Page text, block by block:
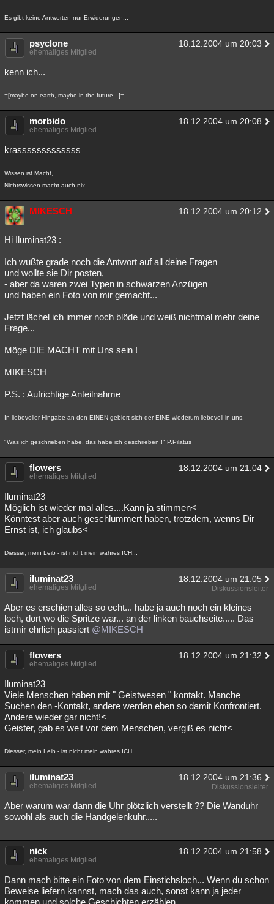
Es gibt keine Antworten nur Erwiderungen...
psyclone 18.12.2004 um 20:03
ehemaliges Mitglied
kenn ich...
=[maybe on earth, maybe in the future...]=
morbido 18.12.2004 um 20:08
ehemaliges Mitglied
krasssssssssssss
Wissen ist Macht,
Nichtswissen macht auch nix
MIKESCH 18.12.2004 um 20:12
Hi Iluminat23 :
Ich wußte grade noch die Antwort auf all deine Fragen
und wollte sie Dir posten,
- aber da waren zwei Typen in schwarzen Anzügen
und haben ein Foto von mir gemacht...
Jetzt lächel ich immer noch blöde und weiß nichtmal mehr deine
Frage...
Möge DIE MACHT mit Uns sein !
MIKESCH
P.S. : Aufrichtige Anteilnahme
In liebevoller Hingabe an den EINEN gebiert sich der EINE wiederum liebevoll in uns.
"Was ich geschrieben habe, das habe ich geschrieben !" P.Pilatus
flowers 18.12.2004 um 21:04
ehemaliges Mitglied
Iluminat23
Möglich ist wieder mal alles....Kann ja stimmen<
Könntest aber auch geschlummert haben, trotzdem, wenns Dir
Ernst ist, ich glaubs<
Diesser, mein Leib - ist nicht mein wahres ICH...
iluminat23 18.12.2004 um 21:05
ehemaliges Mitglied Diskussionsleiter
Aber es erschien alles so echt... habe ja auch noch ein kleines
loch, dort wo die Spritze war... an der linken bauchseite..... Das
istmir ehrlich passiert @MIKESCH
flowers 18.12.2004 um 21:32
ehemaliges Mitglied
Iluminat23
Viele Menschen haben mit " Geistwesen " kontakt. Manche
Suchen den -Kontakt, andere werden eben so damit Konfrontiert.
Andere wieder gar nicht!<
Geister, gab es weit vor dem Menschen, vergiß es nicht<
Diesser, mein Leib - ist nicht mein wahres ICH...
iluminat23 18.12.2004 um 21:36
ehemaliges Mitglied Diskussionsleiter
Aber warum war dann die Uhr plötzlich verstellt ?? Die Wanduhr
sowohl als auch die Handgelenkuhr.....
nick 18.12.2004 um 21:58
ehemaliges Mitglied
Dann mach bitte ein Foto von dem Einstichsloch... Wenn du schon
Beweise liefern kannst, mach das auch, sonst kann ja jeder
kommen und solche Geschichten erzählen.